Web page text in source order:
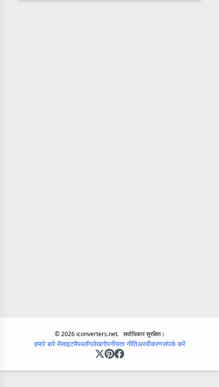
©2026iconverters.net. सर्वाधिकार सुरक्षित।
हमारे बारे मेंसाइटमैपब्लॉगलेखगोपनीयता नीतिअस्वीकरणसंपर्क करें